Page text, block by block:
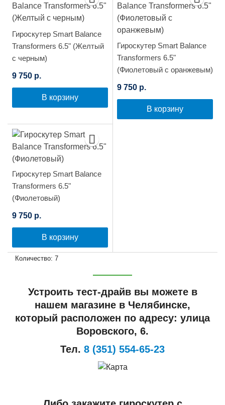
Гироскутер Smart Balance
Transformers 6.5" (Желтый
с черным)
9 750 р.
В корзину
Гироскутер Smart Balance
Transformers 6.5"
(Фиолетовый с оранжевым)
9 750 р.
В корзину
Гироскутер Smart Balance
Transformers 6.5"
(Фиолетовый)
9 750 р.
В корзину
Количество: 7
Устроить тест-драйв вы можете в
нашем магазине в Челябинске,
который расположен по адресу: улица
Воровского, 6.
Тел. 8 (351) 554-65-23